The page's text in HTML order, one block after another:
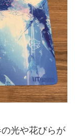
光や花びらが